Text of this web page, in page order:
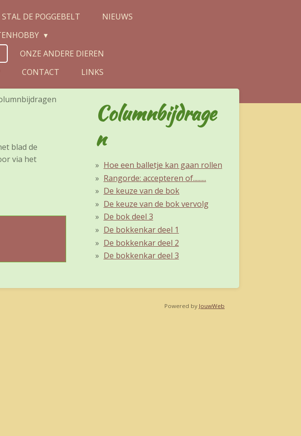
STAL DE POGGEBELT
NIEUWS
ONZE ANDERE DIEREN
CONTACT LINKS
blad de
via het
Columnbijdrage
n
Hoe een balletje kan gaan rollen
Rangorde: accepteren of.........
De keuze van de bok
De keuze van de bok vervolg
De bok deel 3
De bokkenkar deel 1
De bokkenkar deel 2
De bokkenkar deel 3
Powered by JouwWeb